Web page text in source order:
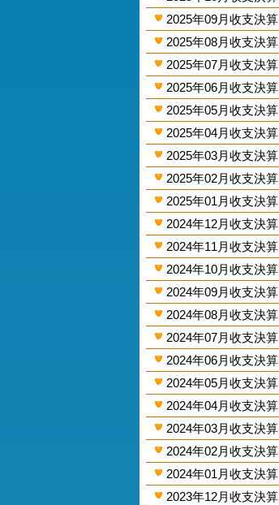
2025年09月收支決算
2025年08月收支決算
2025年07月收支決算
2025年06月收支決算
2025年05月收支決算
2025年04月收支決算
2025年03月收支決算
2025年02月收支決算
2025年01月收支決算
2024年12月收支決算
2024年11月收支決算
2024年10月收支決算
2024年09月收支決算
2024年08月收支決算
2024年07月收支決算
2024年06月收支決算
2024年05月收支決算
2024年04月收支決算
2024年03月收支決算
2024年02月收支決算
2024年01月收支決算
2023年12月收支決算